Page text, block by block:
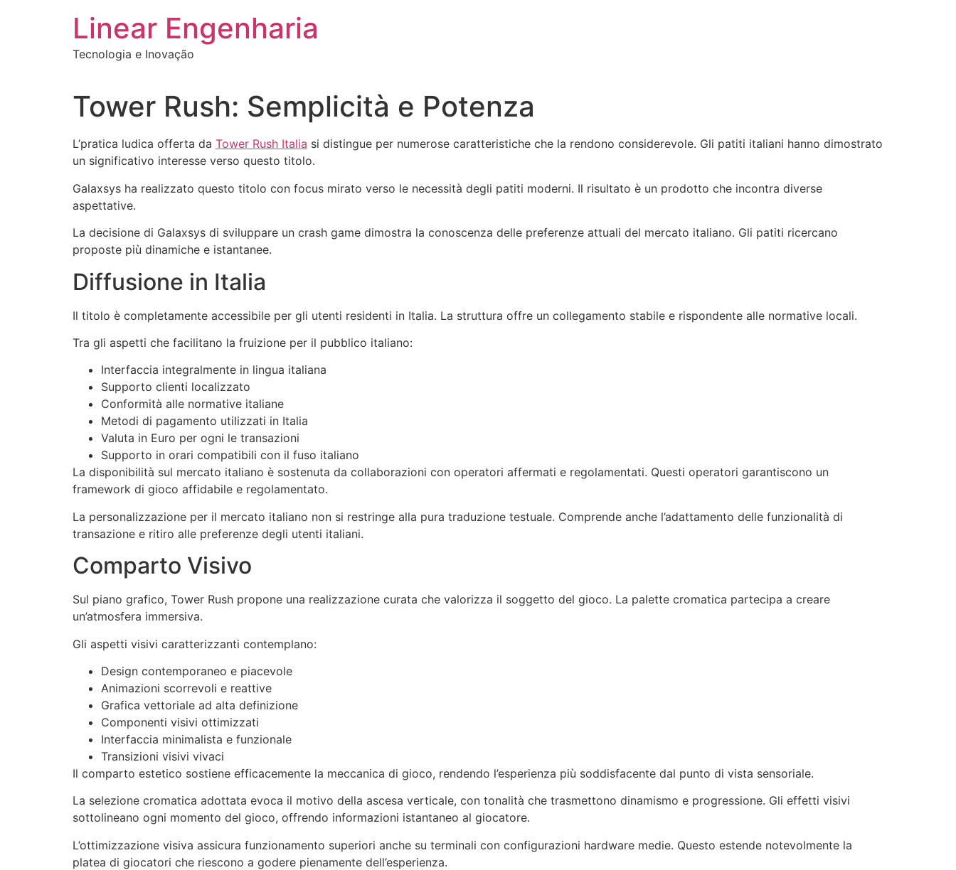
Linear Engenharia
Tecnologia e Inovação
Tower Rush: Semplicità e Potenza
L’pratica ludica offerta da Tower Rush Italia si distingue per numerose caratteristiche che la rendono considerevole. Gli patiti italiani hanno dimostrato
un significativo interesse verso questo titolo.
Galaxsys ha realizzato questo titolo con focus mirato verso le necessità degli patiti moderni. Il risultato è un prodotto che incontra diverse
aspettative.
La decisione di Galaxsys di sviluppare un crash game dimostra la conoscenza delle preferenze attuali del mercato italiano. Gli patiti ricercano
proposte più dinamiche e istantanee.
Diffusione in Italia
Il titolo è completamente accessibile per gli utenti residenti in Italia. La struttura offre un collegamento stabile e rispondente alle normative locali.
Tra gli aspetti che facilitano la fruizione per il pubblico italiano:
Interfaccia integralmente in lingua italiana
Supporto clienti localizzato
Conformità alle normative italiane
Metodi di pagamento utilizzati in Italia
Valuta in Euro per ogni le transazioni
Supporto in orari compatibili con il fuso italiano
La disponibilità sul mercato italiano è sostenuta da collaborazioni con operatori affermati e regolamentati. Questi operatori garantiscono un
framework di gioco affidabile e regolamentato.
La personalizzazione per il mercato italiano non si restringe alla pura traduzione testuale. Comprende anche l’adattamento delle funzionalità di
transazione e ritiro alle preferenze degli utenti italiani.
Comparto Visivo
Sul piano grafico, Tower Rush propone una realizzazione curata che valorizza il soggetto del gioco. La palette cromatica partecipa a creare
un’atmosfera immersiva.
Gli aspetti visivi caratterizzanti contemplano:
Design contemporaneo e piacevole
Animazioni scorrevoli e reattive
Grafica vettoriale ad alta definizione
Componenti visivi ottimizzati
Interfaccia minimalista e funzionale
Transizioni visivi vivaci
Il comparto estetico sostiene efficacemente la meccanica di gioco, rendendo l’esperienza più soddisfacente dal punto di vista sensoriale.
La selezione cromatica adottata evoca il motivo della ascesa verticale, con tonalità che trasmettono dinamismo e progressione. Gli effetti visivi
sottolineano ogni momento del gioco, offrendo informazioni istantaneo al giocatore.
L’ottimizzazione visiva assicura funzionamento superiori anche su terminali con configurazioni hardware medie. Questo estende notevolmente la
platea di giocatori che riescono a godere pienamente dell’esperienza.